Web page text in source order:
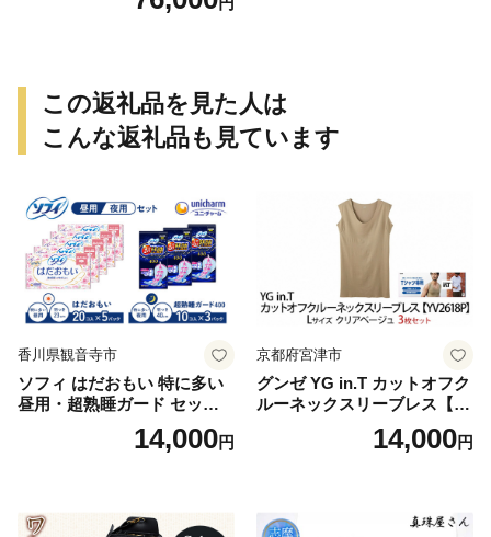
この返礼品を見た人は
こんな返礼品も見ています
香川県観音寺市
ソフィ はだおもい 特に多い
昼用・超熟睡ガード セット
羽付き ナプキン 生理用品 サ
ニタリー ユニ・チャーム
14,000円
京都府宮津市
グンゼ YG in.T カットオフク
ルーネックスリーブレス【Y
V2618P】Lサイズ クリアベ
ージュ3枚セット [№5716-04
14,000円